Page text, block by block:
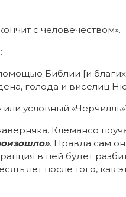
с человечеством».
Библии [и благих
голода и виселиц
условный
Клемансо
. Правда сам он
в ней будет
лет после того, как